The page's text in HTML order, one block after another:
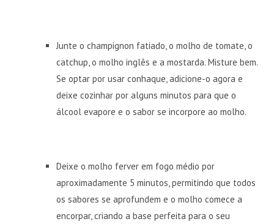
Junte o champignon fatiado, o molho de tomate, o
catchup, o molho inglês e a mostarda. Misture bem.
Se optar por usar conhaque, adicione-o agora e
deixe cozinhar por alguns minutos para que o
álcool evapore e o sabor se incorpore ao molho.
Deixe o molho ferver em fogo médio por
aproximadamente 5 minutos, permitindo que todos
os sabores se aprofundem e o molho comece a
encorpar, criando a base perfeita para o seu